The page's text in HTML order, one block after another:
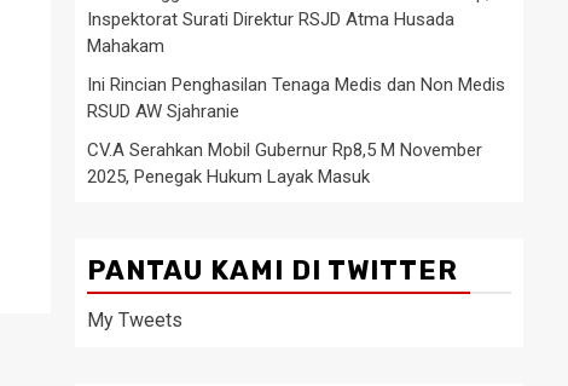
Inspektorat Surati Direktur RSJD Atma Husada
Mahakam
Ini Rincian Penghasilan Tenaga Medis dan Non Medis
RSUD AW Sjahranie
CV.A Serahkan Mobil Gubernur Rp8,5 M November
2025, Penegak Hukum Layak Masuk
PANTAU KAMI DI TWITTER
My Tweets